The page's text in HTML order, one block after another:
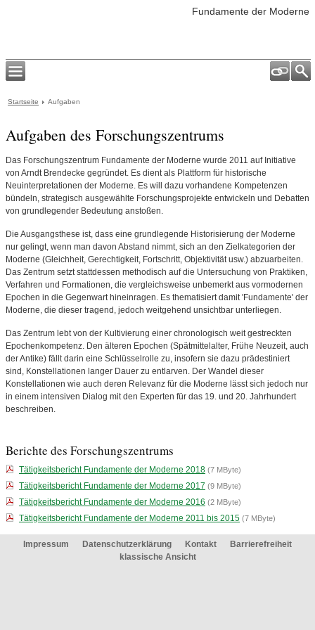
Fundamente der Moderne
Startseite Aufgaben
Aufgaben des Forschungszentrums
Das Forschungszentrum Fundamente der Moderne wurde 2011 auf Initiative
von Arndt Brendecke gegründet. Es dient als Plattform für historische
Neuinterpretationen der Moderne. Es will dazu vorhandene Kompetenzen
bündeln, strategisch ausgewählte Forschungsprojekte entwickeln und Debatten
von grundlegender Bedeutung anstoßen.
Die Ausgangsthese ist, dass eine grundlegende Historisierung der Moderne
nur gelingt, wenn man davon Abstand nimmt, sich an den Zielkategorien der
Moderne (Gleichheit, Gerechtigkeit, Fortschritt, Objektivität usw.) abzuarbeiten.
Das Zentrum setzt stattdessen methodisch auf die Untersuchung von Praktiken,
Verfahren und Formationen, die vergleichsweise unbemerkt aus vormodernen
Epochen in die Gegenwart hineinragen. Es thematisiert damit 'Fundamente' der
Moderne, die dieser tragend, jedoch weitgehend unsichtbar unterliegen.
Das Zentrum lebt von der Kultivierung einer chronologisch weit gestreckten
Epochenkompetenz. Den älteren Epochen (Spätmittelalter, Frühe Neuzeit, auch
der Antike) fällt darin eine Schlüsselrolle zu, insofern sie dazu prädestiniert
sind, Konstellationen langer Dauer zu entlarven. Der Wandel dieser
Konstellationen wie auch deren Relevanz für die Moderne lässt sich jedoch nur
in einem intensiven Dialog mit den Experten für das 19. und 20. Jahrhundert
beschreiben.
Berichte des Forschungszentrums
Tätigkeitsbericht Fundamente der Moderne 2018 (7 MByte)
Tätigkeitsbericht Fundamente der Moderne 2017 (9 MByte)
Tätigkeitsbericht Fundamente der Moderne 2016 (2 MByte)
Tätigkeitsbericht Fundamente der Moderne 2011 bis 2015 (7 MByte)
Impressum Datenschutzerklärung Kontakt
Barrierefreiheit
klassische Ansicht